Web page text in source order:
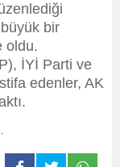
büyük bir
oldu.
İYİ Parti ve
edenler, AK